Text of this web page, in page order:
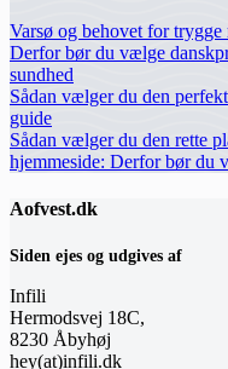
Varsø og behovet for
Derfor bør du vælge
sundhed
Sådan vælger du den
guide
Sådan vælger du den rette
hjemmeside: Derfor bør du
Aofvest.dk
Siden ejes og udgives af
Infili
Hermodsvej 18C,
8230 Åbyhøj
hey(at)infili.dk